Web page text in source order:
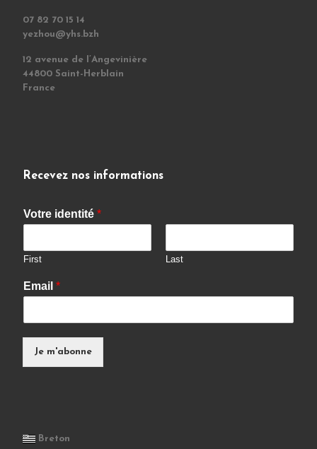
07 82 70 15 14
yezhou@yhs.bzh
12 avenue de l’Angevinière
44800 Saint-Herblain
France
Recevez nos informations
Votre identité *
First Last
Email *
Je m'abonne
Breton